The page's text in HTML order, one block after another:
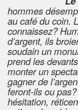
hommes
au café du coin.
connaissez?
d’argent, ils
soudain un
prend les
monter un
gagner de
feront-ils ou
hésitation,